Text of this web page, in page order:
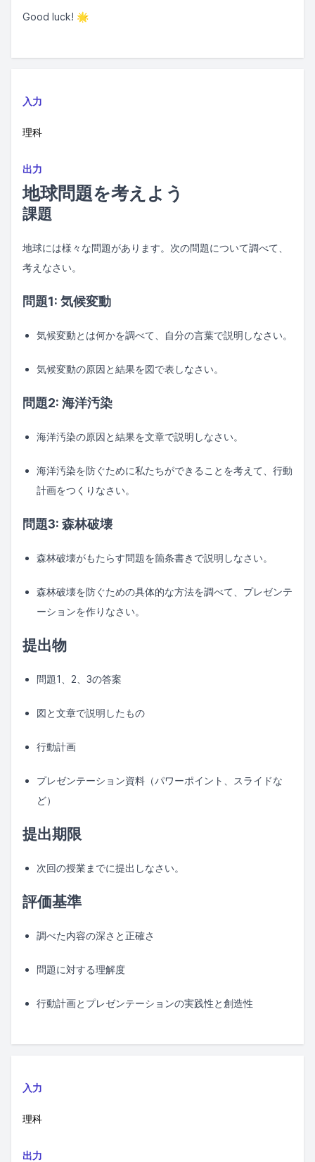
Good luck! 🌟
入力
理科
出力
地球問題を考えよう
課題
地球には様々な問題があります。次の問題について調べて、
考えなさい。
問題1: 気候変動
気候変動とは何かを調べて、自分の言葉で説明しなさい。
気候変動の原因と結果を図で表しなさい。
問題2: 海洋汚染
海洋汚染の原因と結果を文章で説明しなさい。
海洋汚染を防ぐために私たちができることを考えて、行動
計画をつくりなさい。
問題3: 森林破壊
森林破壊がもたらす問題を箇条書きで説明しなさい。
森林破壊を防ぐための具体的な方法を調べて、プレゼンテ
ーションを作りなさい。
提出物
問題1、2、3の答案
図と文章で説明したもの
行動計画
プレゼンテーション資料（パワーポイント、スライドな
ど）
提出期限
次回の授業までに提出しなさい。
評価基準
調べた内容の深さと正確さ
問題に対する理解度
行動計画とプレゼンテーションの実践性と創造性
入力
理科
出力